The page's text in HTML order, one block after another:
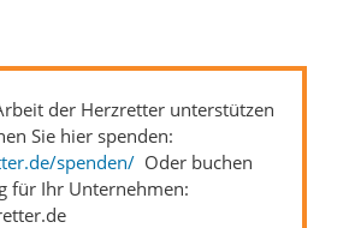
der Herzretter unterstützen
Sie hier spenden:
spenden/ Oder buchen
für Ihr Unternehmen: